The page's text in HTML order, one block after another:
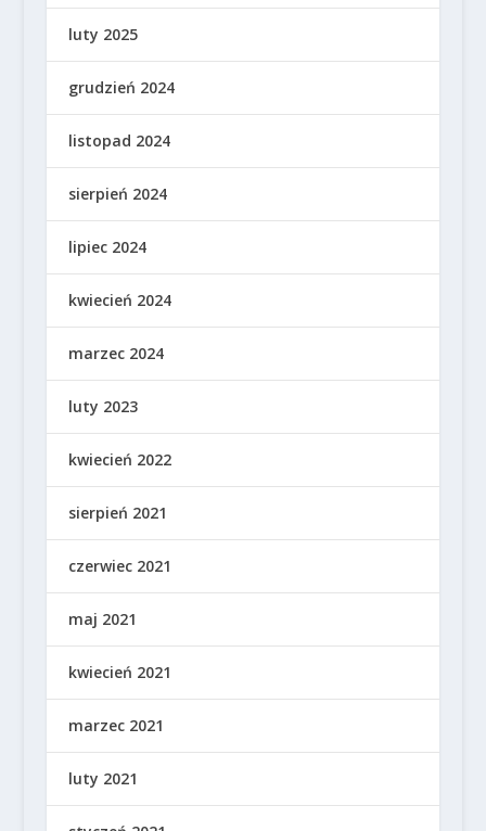
luty 2025
grudzień 2024
listopad 2024
sierpień 2024
lipiec 2024
kwiecień 2024
marzec 2024
luty 2023
kwiecień 2022
sierpień 2021
czerwiec 2021
maj 2021
kwiecień 2021
marzec 2021
luty 2021